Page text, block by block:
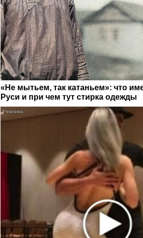
«Не мытьем, так катаньем»: что
Руси и при чем тут стирка одежды